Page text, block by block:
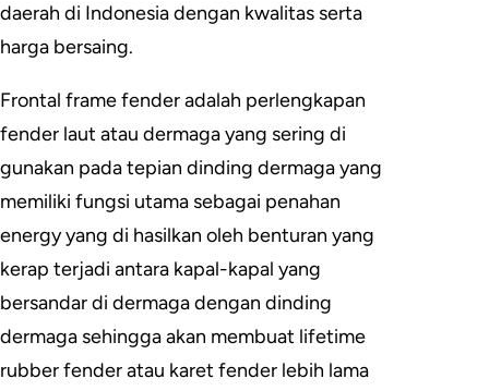
daerah di Indonesia dengan kwalitas serta
harga bersaing.
Frontal frame fender adalah perlengkapan
fender laut atau dermaga yang sering di
gunakan pada tepian dinding dermaga yang
memiliki fungsi utama sebagai penahan
energy yang di hasilkan oleh benturan yang
kerap terjadi antara kapal-kapal yang
bersandar di dermaga dengan dinding
dermaga sehingga akan membuat lifetime
rubber fender atau karet fender lebih lama